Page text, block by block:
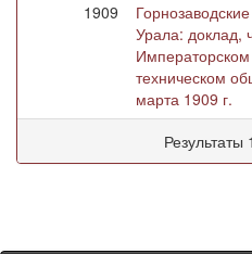
1909
Урала: доклад,
Императорском
техническом
марта 1909 г.
Результаты